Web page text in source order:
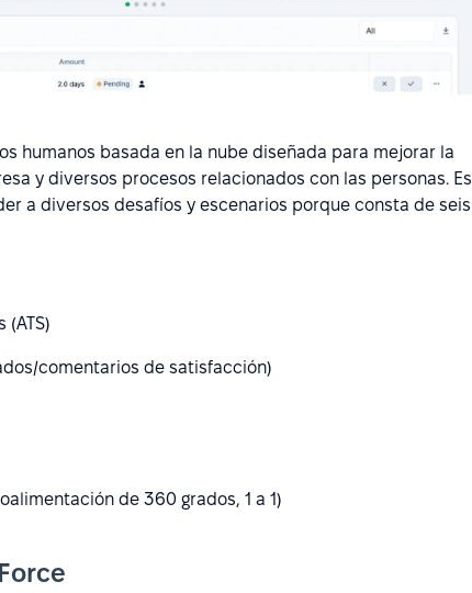
humanos basada en la nube diseñada para mejorar la
y diversos procesos relacionados con las personas. Es
a diversos desafíos y escenarios porque consta de seis
comentarios de satisfacción)
de 360 ​​grados, 1 a 1)